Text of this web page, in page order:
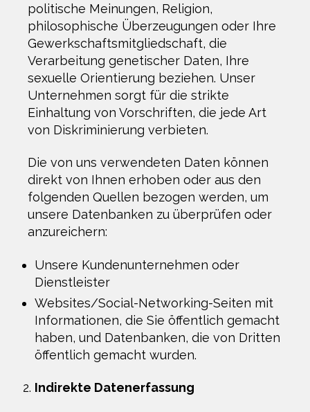
politische Meinungen, Religion,
philosophische Überzeugungen oder Ihre
Gewerkschaftsmitgliedschaft, die
Verarbeitung genetischer Daten, Ihre
sexuelle Orientierung beziehen. Unser
Unternehmen sorgt für die strikte
Einhaltung von Vorschriften, die jede Art
von Diskriminierung verbieten.
Die von uns verwendeten Daten können
direkt von Ihnen erhoben oder aus den
folgenden Quellen bezogen werden, um
unsere Datenbanken zu überprüfen oder
anzureichern:
Unsere Kundenunternehmen oder
Dienstleister
Websites/Social-Networking-Seiten mit
Informationen, die Sie öffentlich gemacht
haben, und Datenbanken, die von Dritten
öffentlich gemacht wurden.
Indirekte Datenerfassung